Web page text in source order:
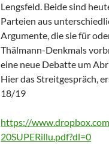
Lengsfeld. Beide sind
Parteien aus
Argumente, die sie für
Thälmann-Denkmals
eine neue Debatte um
Hier das Streitgespräch,
18/19
https://
20SUPERillu.pdf?dl=0